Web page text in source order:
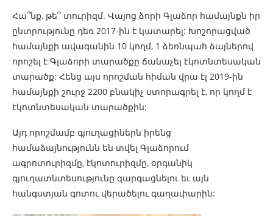
Հա՞նք, թե՞ տուրիզմ. Վայոց ձորի Գլաձոր համայնքն իր
ընտրությունը դեռ 2017-ին է կատարել: Խոշորացված
համայնքի ավագանին 10 կողմ, 1 ձեռնպահ ձայներով
որոշել է Գլաձորի տարածքը ճանաչել էկոտնտեսական
տարածք: Հենց այս որոշման հիման վրա էլ 2019-ին
համայնքի շուրջ 2200 բնակիչ ստորագրել է, որ կողմ է
էկոտնտեսական տարածքին:
Այդ որոշմամբ գյուղացիներն իրենց
համաձայնությունն են տվել Գլաձորում
ագրոտուրիզմը, էկոտուրիզմը, օրգանիկ
գյուղատնտեսությունը զարգացնելու եւ այն
հանգստյան գոտու վերածելու գաղափարին: